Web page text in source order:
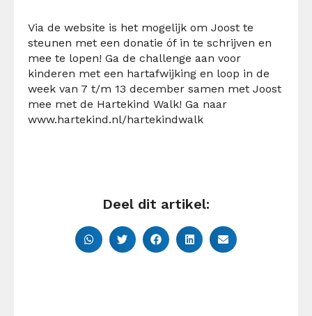
Via de website is het mogelijk om Joost te
steunen met een donatie óf in te schrijven en
mee te lopen! Ga de challenge aan voor
kinderen met een hartafwijking en loop in de
week van 7 t/m 13 december samen met Joost
mee met de Hartekind Walk! Ga naar
www.hartekind.nl/hartekindwalk
Deel dit artikel: